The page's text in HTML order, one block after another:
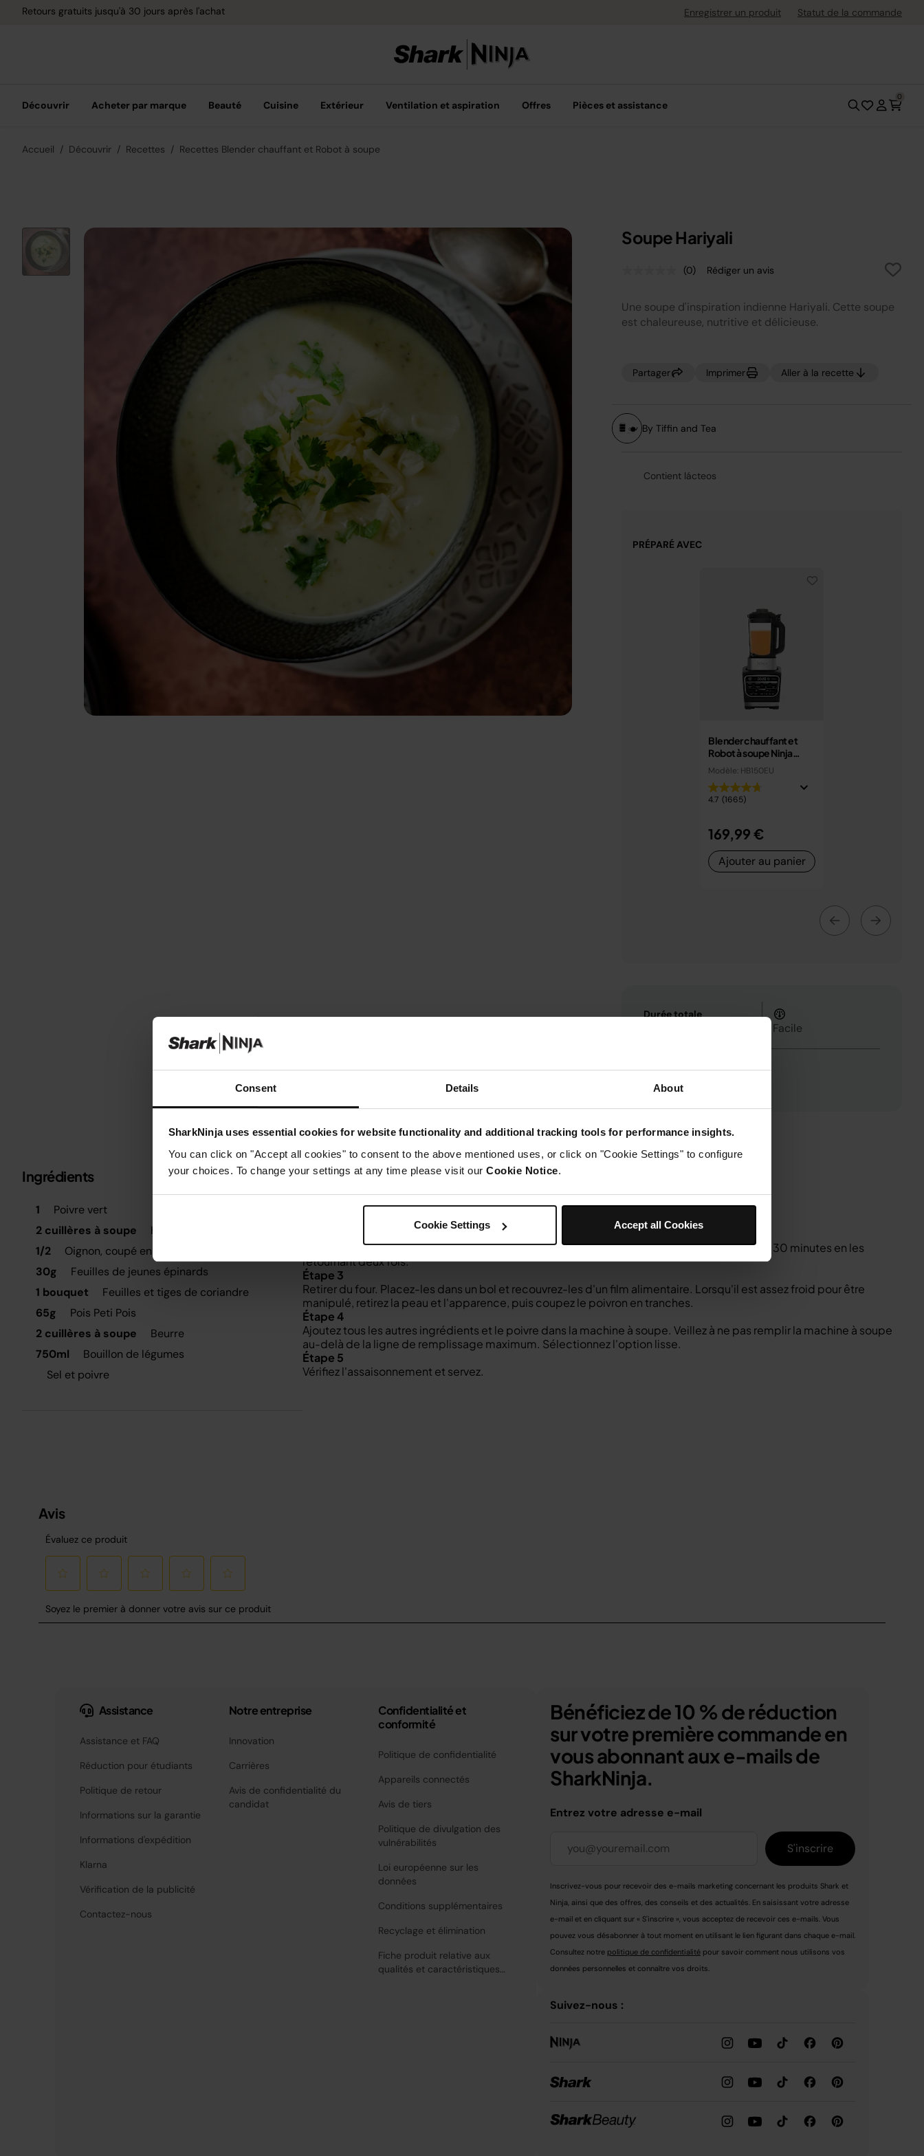
Consent Details About
SharkNinja uses essential cookies for website functionality and additional tracking tools for performance insights.
You can click on "Accept all cookies" to consent to the above mentioned uses, or click on "Cookie Settings" to configure
your choices. To change your settings at any time please visit our Cookie Notice.
Cookie Settings Accept all Cookies
Retours gratuits jusqu'à 30 jours après l'achat Options de paiement flexible avec KlarnaEnregistrer un produit Statut de la commande
Découvrir Acheter par marque Beauté Cuisine Extérieur Ventilation et aspiration Offres Pièces et assistance
0
Accueil Découvrir Recettes Recettes Blender chauffant et Robot à soupe
Soupe Hariyali
Aucune
notation.
Lien
sur
(0) Rédiger un avis
Une soupe d'inspiration indienne Hariyali. Cette soupe
est chaleureuse, nutritive et délicieuse.
Partager Imprimer Aller à la recette
By Tiffin and Tea
Contient lácteos
PRÉPARÉ AVEC
Blender chauffant et
Robot à soupe Ninja
Foodi 1,7 L
Modèle: HB150EU
4.7 (1665)
169,99 €
Ajouter au panier
Durée totale
Facile
Ingrédients Métrique Impérial
1
Poivre vert
2 cuillères à soupe
Huile
1/2
Oignon, coupé en cubes
30g
Feuilles de jeunes épinards
1 bouquet
Feuilles et tiges de coriandre
65g
Pois Peti Pois
2 cuillères à soupe
Beurre
750ml
Bouillon de légumes
Sel et poivre
Instructions
Préchauffez le four à Gas Mark 7/220 C.
Badigeonnez le poivron d'huile et placez-le sur une plaque de four. Faites-les rôtir pendant 30 minutes en les
retournant deux fois.
Étape 3
Retirer du four. Placez-les dans un bol et recouvrez-les d'un film alimentaire. Lorsqu'il est assez froid pour être
manipulé, retirez la peau et l'apparence, puis coupez le poivron en tranches.
Étape 4
Ajoutez tous les autres ingrédients et le poivre dans la machine à soupe. Veillez à ne pas remplir la machine à soupe
au-delà de la ligne de remplissage maximum. Sélectionnez l'option lisse.
Étape 5
Vérifiez l'assaisonnement et servez.
Assistance
Assistance et FAQ
Réduction pour étudiants
Politique de retour
Informations sur la garantie
Informations d'expédition
Klarna
Vérification de la publicité
Contactez-nous
Notre entreprise
Innovation
Carrières
Avis de confidentialité du
candidat
Confidentialité et
conformité
Politique de confidentialité
Appareils connectés
Avis de tiers
Politique de divulgation des
vulnérabilités
Loi européenne sur les
données
Conditions supplémentaires
Recyclage et élimination
Fiche produit relative aux
qualités et caractéristiques
Bénéficiez de 10 % de réduction
sur votre première commande en
vous abonnant aux e-mails de
SharkNinja.
Entrez votre adresse e-mail
S'inscrire
Inscrivez-vous pour recevoir des e-mails marketing concernant les produits Shark et
Ninja, ainsi que des offres, des conseils et des actualités. En saisissant votre adresse
e-mail et en cliquant sur « S'inscrire », vous acceptez de recevoir ces e-mails. Vous
pouvez vous désabonner à tout moment en utilisant le lien figurant dans chaque e-mail.
Consultez notre politique de confidentialité pour savoir comment nous utilisons vos
données personnelles et connaître vos droits.
Suivez-nous :